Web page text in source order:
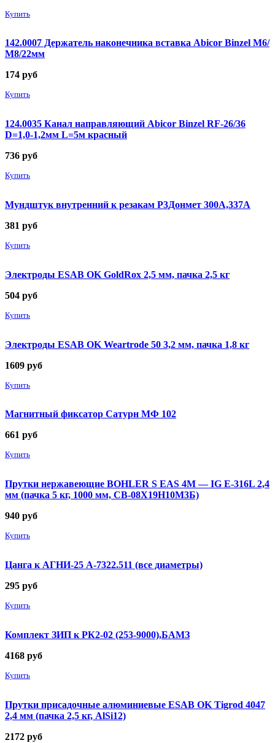
Купить
142.0007 Держатель наконечника вставка Abicor Binzel М6/
М8/22мм
174 руб
Купить
124.0035 Канал направляющий Abicor Binzel RF-26/36
D=1,0-1,2мм L=5м красный
736 руб
Купить
Мундштук внутренний к резакам Р3Донмет 300А,337А
381 руб
Купить
Электроды ESAB OK GoldRox 2,5 мм, пачка 2,5 кг
504 руб
Купить
Электроды ESAB OK Weartrode 50 3,2 мм, пачка 1,8 кг
1609 руб
Купить
Магнитный фиксатор Сатурн МФ 102
661 руб
Купить
Прутки нержавеющие BOHLER S EAS 4M — IG E-316L 2,4
мм (пачка 5 кг, 1000 мм, СВ-08Х19Н10М3Б)
940 руб
Купить
Цанга к АГНИ-25 А-7322.511 (все диаметры)
295 руб
Купить
Комплект ЗИП к РК2-02 (253-9000),БАМЗ
4168 руб
Купить
Прутки присадочные алюминиевые ESAB OK Tigrod 4047
2,4 мм (пачка 2,5 кг, AlSi12)
2172 руб